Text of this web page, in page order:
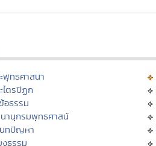
พุทธศาสนา
ไตรปิฏก
อธรรม
านุกรมพุทธศาสน์
ทปัญหา
งธรรม